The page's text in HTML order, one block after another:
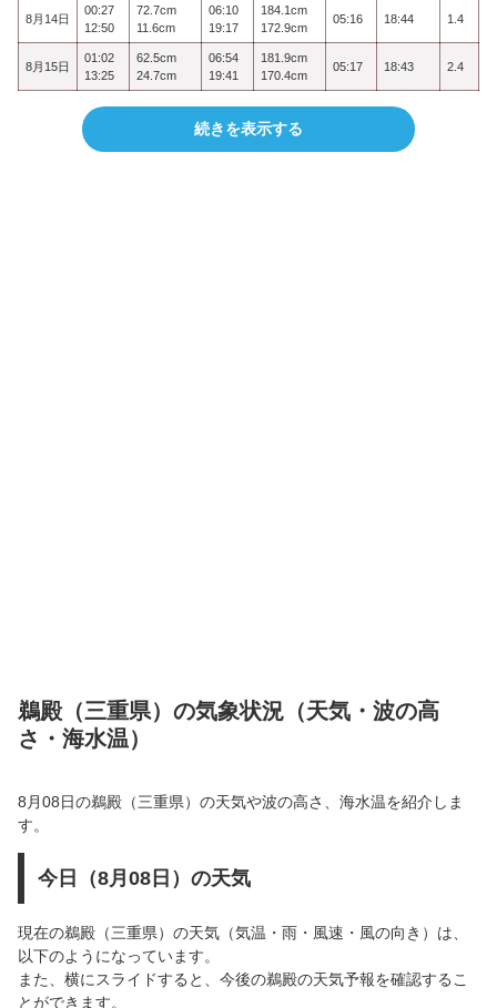
8月14日
00:27
12:50
72.7cm
11.6cm
06:10
19:17
184.1cm
172.9cm
05:16 18:44 1.4
8月15日
01:02
13:25
62.5cm
24.7cm
06:54
19:41
181.9cm
170.4cm
05:17 18:43 2.4
続きを表示する
鵜殿（三重県）の気象状況（天気・波の高
さ・海水温）
8月08日の鵜殿（三重県）の天気や波の高さ、海水温を紹介しま
す。
今日（8月08日）の天気
現在の鵜殿（三重県）の天気（気温・雨・風速・風の向き）は、
以下のようになっています。
また、横にスライドすると、今後の鵜殿の天気予報を確認するこ
とができます。